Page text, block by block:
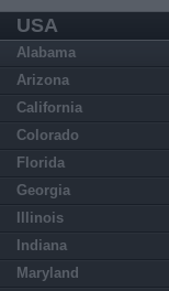
USA
Alabama
Arizona
California
Colorado
Florida
Georgia
Illinois
Indiana
Maryland